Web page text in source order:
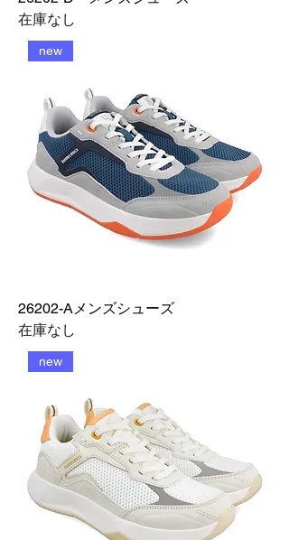
在庫なし
new
26202-Aメンズシューズ
在庫なし
new